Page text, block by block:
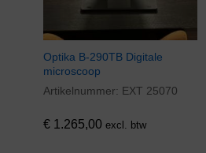
Optika B-290TB Digitale
microscoop
Artikelnummer: EXT 25070
€1.265,00 excl. btw
€1.265,00